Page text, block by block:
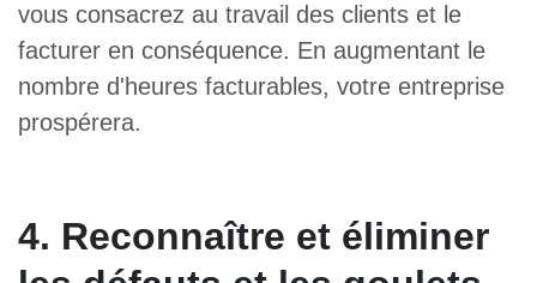
vous consacrez au travail des clients et le
facturer en conséquence. En augmentant le
nombre d'heures facturables, votre entreprise
prospérera.
4. Reconnaître et éliminer